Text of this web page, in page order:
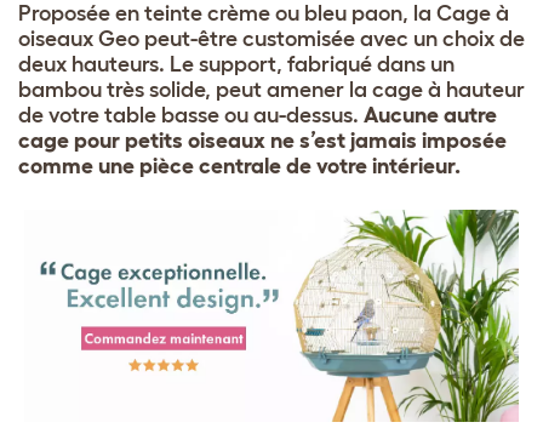
Proposée en teinte crème ou bleu paon, la Cage à
oiseaux Geo peut-être customisée avec un choix de
deux hauteurs. Le support, fabriqué dans un
bambou très solide, peut amener la cage à hauteur
de votre table basse ou au-dessus. Aucune autre
cage pour petits oiseaux ne s’est jamais imposée
comme une pièce centrale de votre intérieur.